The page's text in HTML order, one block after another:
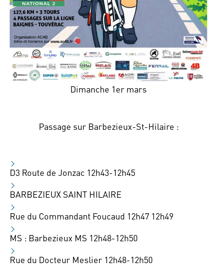
Dimanche 1er mars
Passage sur Barbezieux-St-Hilaire :
D3 Route de Jonzac 12h43-12h45
BARBEZIEUX SAINT HILAIRE
Rue du Commandant Foucaud 12h47 12h49
MS : Barbezieux MS 12h48-12h50
Rue du Docteur Meslier 12h48-12h50